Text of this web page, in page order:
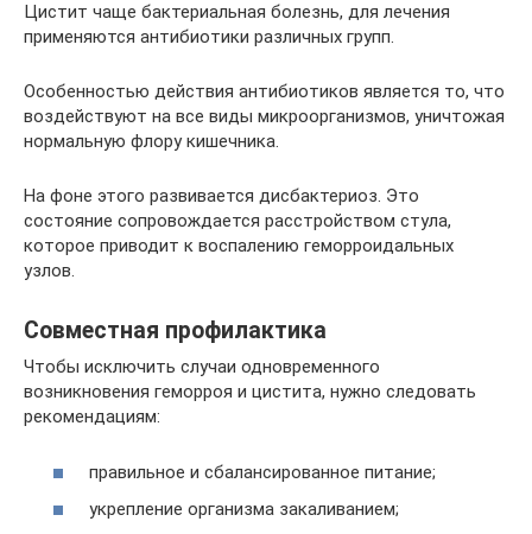
Цистит чаще бактериальная болезнь, для лечения
применяются антибиотики различных групп.
Особенностью действия антибиотиков является то, что
воздействуют на все виды микроорганизмов, уничтожая
нормальную флору кишечника.
На фоне этого развивается дисбактериоз. Это
состояние сопровождается расстройством стула,
которое приводит к воспалению геморроидальных
узлов.
Совместная профилактика
Чтобы исключить случаи одновременного
возникновения геморроя и цистита, нужно следовать
рекомендациям:
правильное и сбалансированное питание;
укрепление организма закаливанием;